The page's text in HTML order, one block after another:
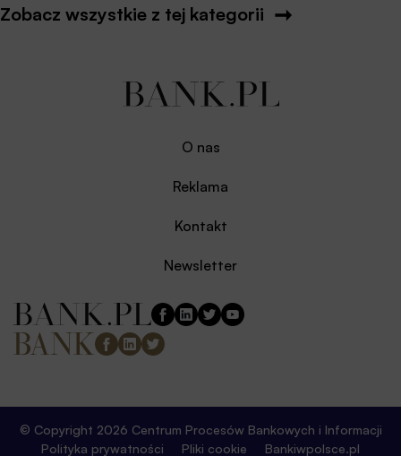
Zobacz wszystkie z tej kategorii
O nas
Reklama
Kontakt
Newsletter
© Copyright 2026 Centrum Procesów Bankowych i Informacji
Polityka prywatności
Pliki cookie Bankiwpolsce.pl